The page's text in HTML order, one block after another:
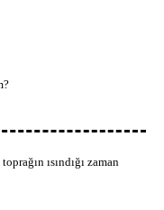
ısındığı zaman